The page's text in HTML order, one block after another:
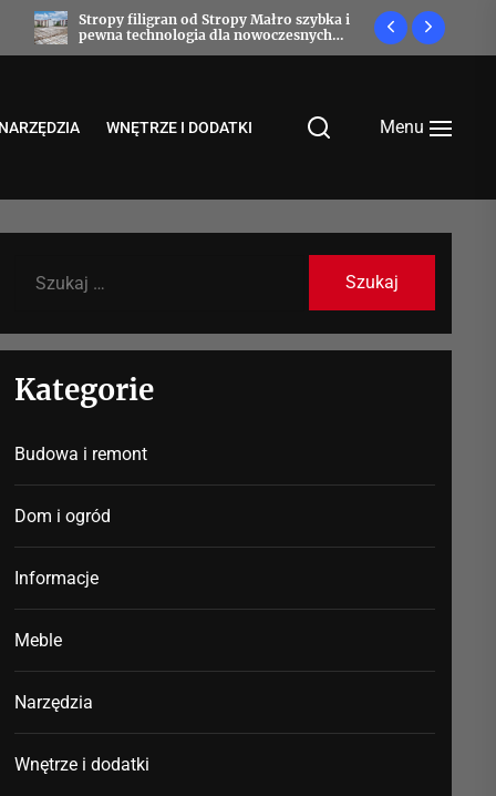
Stropy filigran od Stropy Małro szybka i
pewna technologia dla nowoczesnych
przyszłość
WNĘTRZE I DODATKI Menu
Kategorie
Budowa i remont
Dom i ogród
Informacje
Meble
Narzędzia
Wnętrze i dodatki